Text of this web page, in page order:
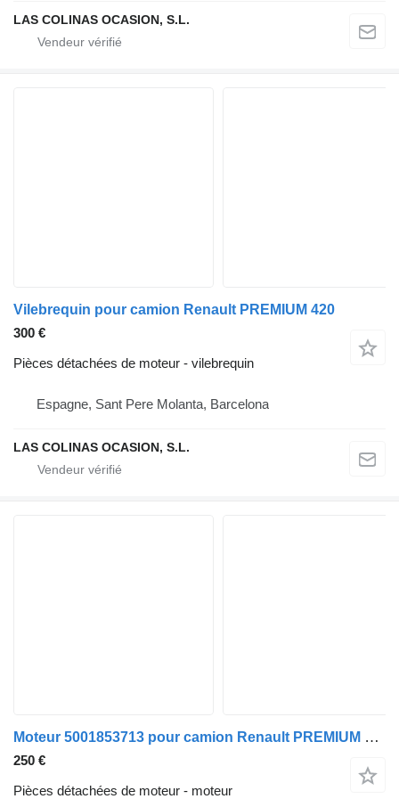
LAS COLINAS OCASION, S.L.
Vilebrequin pour camion Renault PREMIUM 420
300 €
Pièces détachées de moteur - vilebrequin
Espagne, Sant Pere Molanta, Barcelona
LAS COLINAS OCASION, S.L.
Moteur 5001853713 pour camion Renault PREMIUM 420
250 €
Pièces détachées de moteur - moteur